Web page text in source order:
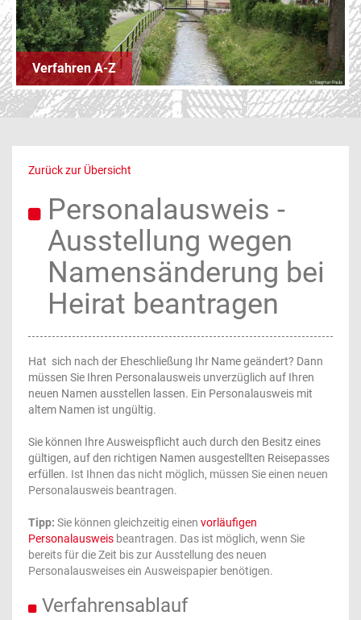
Verfahren A-Z
Zurück zur Übersicht
Personalausweis -
Ausstellung wegen
Namensänderung bei
Heirat beantragen
Hat sich nach der Eheschließung Ihr Name geändert? Dann
müssen Sie Ihren Personalausweis unverzüglich auf Ihren
neuen Namen ausstellen lassen. Ein Personalausweis mit
altem Namen ist ungültig.
Sie können Ihre Ausweispflicht auch durch den Besitz eines
gültigen, auf den richtigen Namen ausgestellten Reisepasses
erfüllen. Ist Ihnen das nicht möglich, müssen Sie einen neuen
Personalausweis beantragen.
Tipp: Sie können gleichzeitig einen vorläufigen
Personalausweis beantragen. Das ist möglich, wenn Sie
bereits für die Zeit bis zur Ausstellung des neuen
Personalausweises ein Ausweispapier benötigen.
Verfahrensablauf